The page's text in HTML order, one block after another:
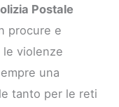
Postale
procure e
violenze
una
tanto per le reti